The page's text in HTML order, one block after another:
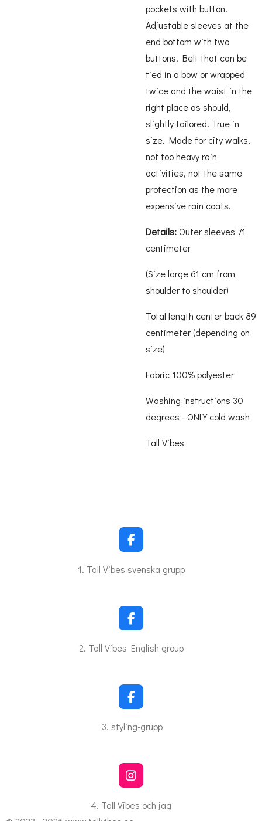
pockets with button.
Adjustable sleeves at the
end bottom with two
buttons. Belt that can be
tied in a bow or wrapped
twice and the waist in the
right place as should,
slightly tailored. True in
size. Made for city walks,
not too heavy rain
activities, not the same
protection as the more
expensive rain coats.
Details:Outer sleeves 71
centimeter
(Size large 61 cm from
shoulder to shoulder)
Total length center back 89
centimeter (depending on
size)
Fabric 100% polyester
Washing instructions 30
degrees - ONLY cold wash
Tall Vibes
F
a
c
o
k
1. Tall Vibes svenska grupp
F
a
c
o
k
2. Tall Vibes English group
F
a
c
e
o
k
3. styling-grupp
I
n
s
4. Tall Vibes och jag